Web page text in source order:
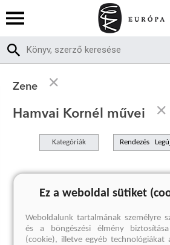
Zene
Hamvai Kornél művei
Kategóriák Rendezés
A keresett kifejezésre
Ez a weboldal sütiket
Weboldalunk tartalmának személyre
és a böngészési élmény
(cookie), illetve egyéb technológiákat